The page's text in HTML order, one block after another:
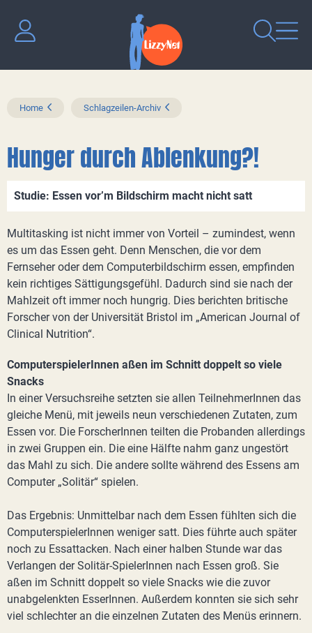
Home Schlagzeilen-Archiv
Hunger durch Ablenkung?!
Studie: Essen vor’m Bildschirm macht nicht satt
Multitasking ist nicht immer von Vorteil – zumindest, wenn
es um das Essen geht. Denn Menschen, die vor dem
Fernseher oder dem Computerbildschirm essen, empfinden
kein richtiges Sättigungsgefühl. Dadurch sind sie nach der
Mahlzeit oft immer noch hungrig. Dies berichten britische
Forscher von der Universität Bristol im „American Journal of
Clinical Nutrition“.
ComputerspielerInnen aßen im Schnitt doppelt so viele
Snacks
In einer Versuchsreihe setzten sie allen TeilnehmerInnen das
gleiche Menü, mit jeweils neun verschiedenen Zutaten, zum
Essen vor. Die ForscherInnen teilten die Probanden allerdings
in zwei Gruppen ein. Die eine Hälfte nahm ganz ungestört
das Mahl zu sich. Die andere sollte während des Essens am
Computer „Solitär“ spielen.
Das Ergebnis: Unmittelbar nach dem Essen fühlten sich die
ComputerspielerInnen weniger satt. Dies führte auch später
noch zu Essattacken. Nach einer halben Stunde war das
Verlangen der Solitär-SpielerInnen nach Essen groß. Sie
aßen im Schnitt doppelt so viele Snacks wie die zuvor
unabgelenkten EsserInnen. Außerdem konnten sie sich sehr
viel schlechter an die einzelnen Zutaten des Menüs erinnern.